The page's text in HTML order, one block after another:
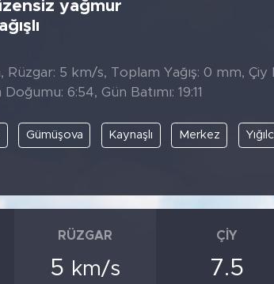
yağmur
Rüzgar: 5 km/s, Toplam Yağış: 0 mm, Çiy
6:54, Gün Batımı: 19:11
Gümüşova Kaynaşlı Merkez
RÜZGAR
5 km/s
ÇIY
7.5